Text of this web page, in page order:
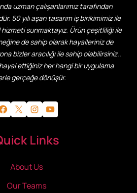
uzman çalışanlarımız tarafından
50 yılı aşan tasarım iş birikimimiz ile
sunmaktayız. Ürün çeşitliliği ile
de sahip olarak hayalleriniz de
bizler aracılığı ile sahip olabilirsiniz..
hayal ettiğiniz her hangi bir uygulama
gerçeğe dönüşür.
X Instagram YouTube
Links
About Us
Our Teams